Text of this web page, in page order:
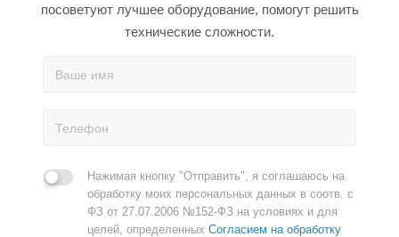
посоветуют лучшее оборудование, помогут решить
технические сложности.
Нажимая кнопку "Отправить", я соглашаюсь на
обработку моих персональных данных в соотв. с
ФЗ от 27.07.2006 №152-ФЗ на условиях и для
целей, определенных Согласием на обработку